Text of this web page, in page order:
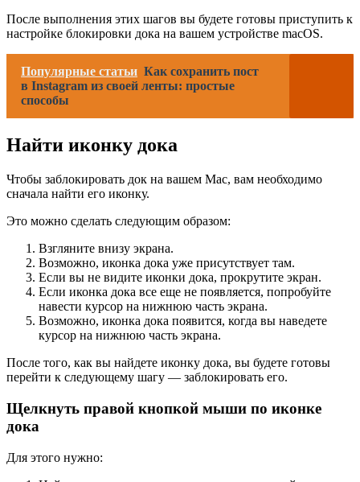
После выполнения этих шагов вы будете готовы приступить к
настройке блокировки дока на вашем устройстве macOS.
Популярные статьи Как сохранить пост
в Instagram из своей ленты: простые
способы
Найти иконку дока
Чтобы заблокировать док на вашем Mac, вам необходимо
сначала найти его иконку.
Это можно сделать следующим образом:
Взгляните внизу экрана.
Возможно, иконка дока уже присутствует там.
Если вы не видите иконки дока, прокрутите экран.
Если иконка дока все еще не появляется, попробуйте
навести курсор на нижнюю часть экрана.
Возможно, иконка дока появится, когда вы наведете
курсор на нижнюю часть экрана.
После того, как вы найдете иконку дока, вы будете готовы
перейти к следующему шагу — заблокировать его.
Щелкнуть правой кнопкой мыши по иконке
дока
Для этого нужно: